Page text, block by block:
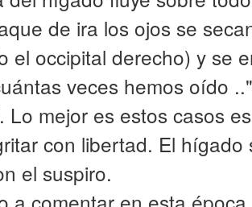
de ira los ojos se
el occipital derecho) y se
veces hemos oído
Lo mejor es estos casos
con libertad. El hígado
el suspiro.